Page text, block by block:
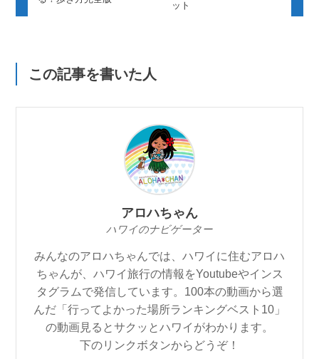
ット
この記事を書いた人
アロハちゃん
ハワイのナビゲーター
みんなのアロハちゃんでは、ハワイに住むアロハ
ちゃんが、ハワイ旅行の情報をYoutubeやインス
タグラムで発信しています。100本の動画から選
んだ「行ってよかった場所ランキングベスト10」
の動画見るとサクッとハワイがわかります。
下のリンクボタンからどうぞ！